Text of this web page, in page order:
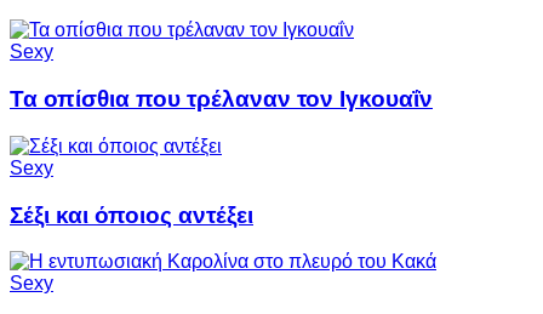
Sexy
Τα οπίσθια που τρέλαναν τον Ιγκουαΐν
Sexy
Σέξι και όποιος αντέξει
Sexy